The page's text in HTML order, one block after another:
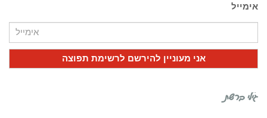
אימייל
גילי ברשת